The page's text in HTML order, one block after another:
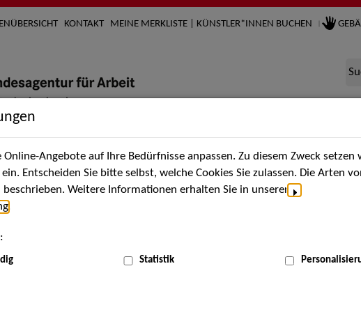
KONTAKT MEINE MERKLISTE | KÜNSTLER*INNEN BUCHEN
Künstler*innen Über uns Aktuelles Termine
MENÜ
Angebote auf Ihre Bedürfnisse anpassen. Zu diesem Zweck setzen
Entscheiden Sie bitte selbst, welche Cookies Sie zulassen. Die Arten
Weitere Informationen erhalten Sie in unserer
Statistik